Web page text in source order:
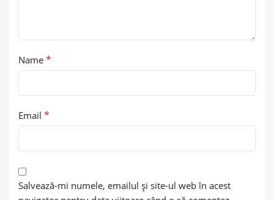
Name *
Email *
Salvează-mi numele, emailul și site-ul web în acest